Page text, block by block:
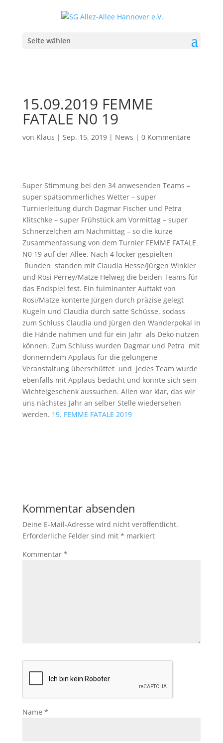
Seite wählen
15.09.2019 FEMME
FATALE N0 19
von Klaus | Sep. 15, 2019| News | 0 Kommentare
Super Stimmung bei den 34 anwesenden Teams –
super spätsommerliches Wetter – super
Turnierleitung durch Dagmar Fischer und Petra
Klitschke – super Frühstück am Vormittag – super
Schnerzelchen am Nachmittag – so die kurze
Zusammenfassung von dem Turnier FEMME FATALE
N0 19 auf der Allee. Nach 4 locker gespielten
Runden standen mit Claudia Hesse/Jürgen Winkler
und Rosi Perrey/Matze Helweg die beiden Teams für
das Endspiel fest. Ein fulminanter Auftakt von
Rosi/Matze konterte Jürgen durch präzise gelegt
Kugeln und Claudia durch satte Schüsse, sodass
zum Schluss Claudia und Jürgen den Wanderpokal in
die Hände nahmen und für ein Jahr als Deko nutzen
können. Zum Schluss wurden Dagmar und Petra mit
donnerndem Applaus für die gelungene
Veranstaltung überschüttet und jedes Team wurde
ebenfalls mit Applaus bedacht und konnte sich sein
Wichtelgeschenk aussuchen. Allen war klar, das wir
uns nächstes Jahr an selber Stelle wiedersehen
werden. 19. FEMME FATALE 2019
Kommentar absenden
Deine E-Mail-Adresse wird nicht veröffentlicht.
Erforderliche Felder sind mit * markiert
Kommentar *
Name *